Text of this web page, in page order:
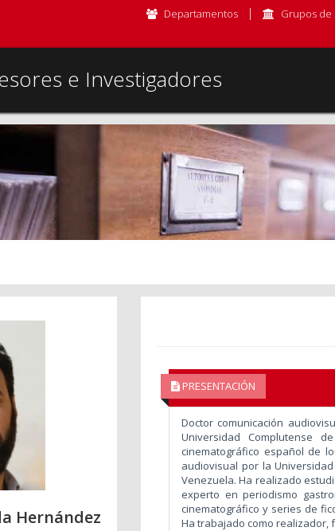
Departamentos Grupos de
e Investigadores
Hernández
PRESENTACIÓN
Doctor comunicación
Universidad Complutense
cinematográfico español de
audiovisual por la
Venezuela. Ha realizado
experto en periodismo
cinematográfico y series de
Ha trabajado como